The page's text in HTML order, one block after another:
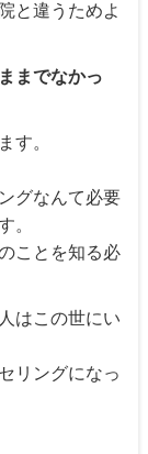
と違うためよ
までなかっ
す。
グなんて必要
。
ことを知る必
はこの世にい
リングになっ